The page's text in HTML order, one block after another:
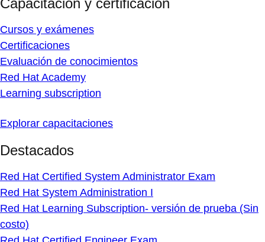
Capacitación y certificación
Cursos y exámenes
Certificaciones
Evaluación de conocimientos
Red Hat Academy
Learning subscription
Explorar capacitaciones
Destacados
Red Hat Certified System Administrator Exam
Red Hat System Administration I
Red Hat Learning Subscription- versión de prueba (Sin
costo)